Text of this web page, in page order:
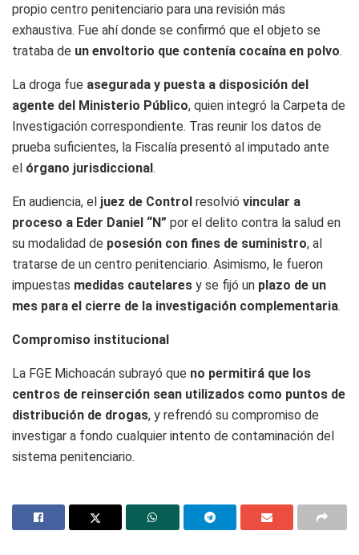
propio centro penitenciario para una revisión más
exhaustiva. Fue ahí donde se confirmó que el objeto se
trataba de un envoltorio que contenía cocaína en polvo.
La droga fue asegurada y puesta a disposición del
agente del Ministerio Público, quien integró la Carpeta de
Investigación correspondiente. Tras reunir los datos de
prueba suficientes, la Fiscalía presentó al imputado ante
el órgano jurisdiccional.
En audiencia, el juez de Control resolvió vincular a
proceso a Eder Daniel “N” por el delito contra la salud en
su modalidad de posesión con fines de suministro, al
tratarse de un centro penitenciario. Asimismo, le fueron
impuestas medidas cautelares y se fijó un plazo de un
mes para el cierre de la investigación complementaria.
Compromiso institucional
La FGE Michoacán subrayó que no permitirá que los
centros de reinserción sean utilizados como puntos de
distribución de drogas, y refrendó su compromiso de
investigar a fondo cualquier intento de contaminación del
sistema penitenciario.